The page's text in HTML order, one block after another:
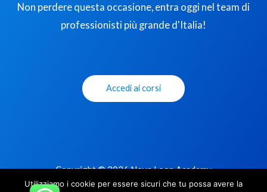
Non perdere questa occasione, entra oggi nel team di
professionisti più grande d'Italia!
Accedi ai corsi
Copyright © 2026 Nova Loop Academy
Privacy Policy|Termini e Condizioni
Utilizziamo i cookie per essere sicuri che tu possa avere la